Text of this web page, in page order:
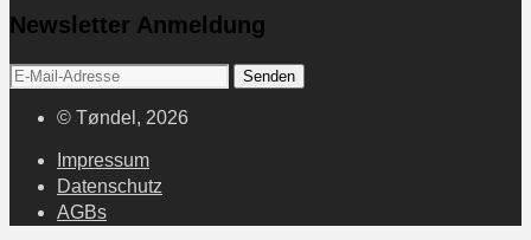
Newsletter Anmeldung
© Tøndel, 2026
Impressum
Datenschutz
AGBs